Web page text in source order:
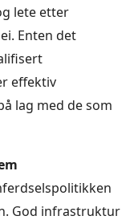
lete etter
Enten det
effektiv
lag med de som
God infrastruktur